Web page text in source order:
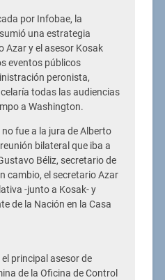
por Infobae, la
una estrategia
Azar y el asesor Kosak
eventos públicos
peronista,
todas las audiencias
a Washington.
fue a la jura de Alberto
bilateral que iba a
Béliz, secretario de
cambio, el secretario Azar
-junto a Kosak- y
de la Nación en la Casa
principal asesor de
de la Oficina de Control